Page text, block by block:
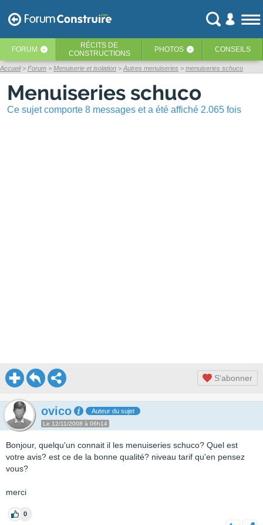
FORUM ‹ RÉCITS DE
CONSTRUCTIONS
PHOTOS ‹ CONSEILS
Accueil Forum Menuiserie et isolation Autres menuiseries menuiseries schuco
Menuiseries schuco
Ce sujet comporte 8 messages et a été affiché 2.065 fois
S'abonner
ovico Auteur du sujet
Le 12/11/2008 à 06h14
Bonjour, quelqu'un connait il les menuiseries schuco? Quel est
votre avis? est ce de la bonne qualité? niveau tarif qu'en pensez
vous?
merci
0